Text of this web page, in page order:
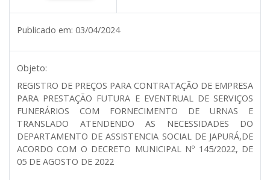
Publicado em: 03/04/2024
Objeto:
REGISTRO DE PREÇOS PARA CONTRATAÇÃO DE EMPRESA
PARA PRESTAÇÃO FUTURA E EVENTRUAL DE SERVIÇOS
FUNERÁRIOS COM FORNECIMENTO DE URNAS E
TRANSLADO ATENDENDO AS NECESSIDADES DO
DEPARTAMENTO DE ASSISTENCIA SOCIAL DE JAPURÁ,DE
ACORDO COM O DECRETO MUNICIPAL Nº 145/2022, DE
05 DE AGOSTO DE 2022